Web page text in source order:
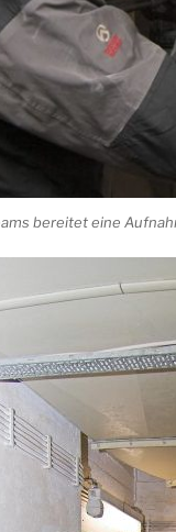
bereitet eine